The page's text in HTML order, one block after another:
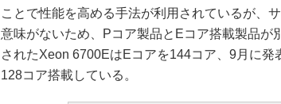
ことで性能を高める手法が利用されているが、
意味がないため、Pコア製品とEコア搭載製品が
されたXeon 6700EはEコアを144コア、9月に
128コア搭載している。